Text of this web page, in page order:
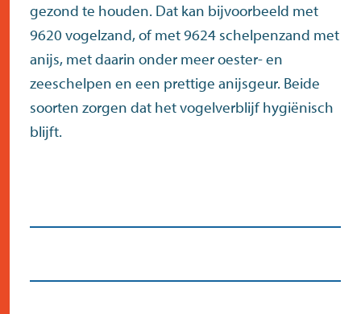
gezond te houden. Dat kan bijvoorbeeld met
9620 vogelzand, of met9624 schelpenzand met
anijs, met daarin onder meer oester- en
zeeschelpen en een prettige anijsgeur. Beide
soorten zorgen dat het vogelverblijf hygiënisch
blijft.